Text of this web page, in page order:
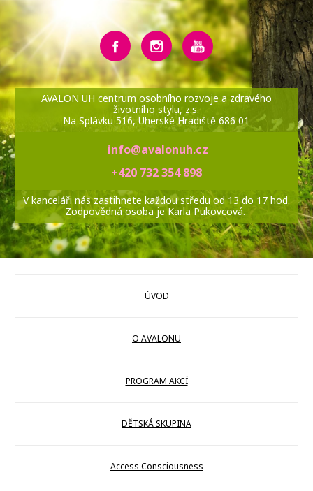
AVALON UH centrum osobního rozvoje a zdravého
životního stylu, z.s.
Na Splávku 516, Uherské Hradiště 686 01
info@avalonuh.cz
+420 732 354 898
V kanceláři nás zastihnete každou středu od 13 do 17 hod.
Zodpovědná osoba je Karla Pukovcová.
ÚVOD
O AVALONU
PROGRAM AKCÍ
DĚTSKÁ SKUPINA
Access Consciousness